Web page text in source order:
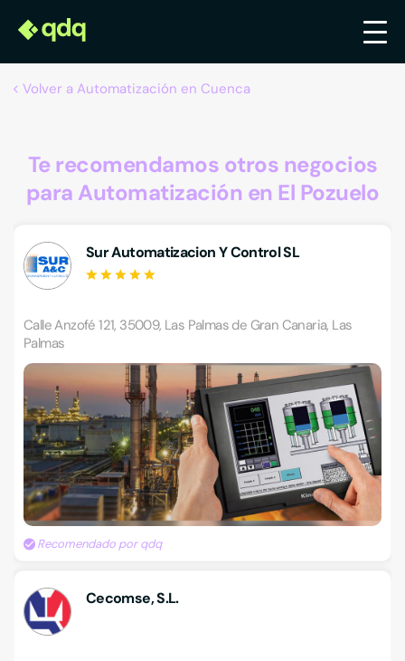
Volver a Automatización en Cuenca
Te recomendamos otros negocios
para Automatización en El Pozuelo
Sur Automatizacion Y Control SL
Calle Anzofé 121, 35009, Las Palmas de Gran Canaria, Las
Palmas
Recomendado por qdq
Cecomse, S.L.